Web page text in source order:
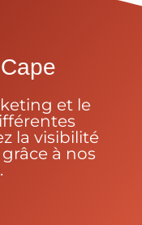
et le
la visibilité
à nos